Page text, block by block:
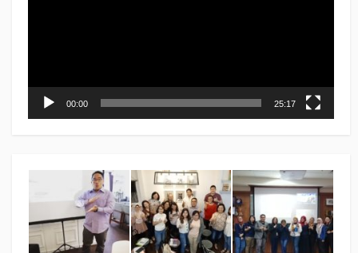
00:00 25:17